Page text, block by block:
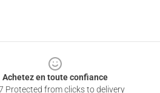
Achetez en toute confiance
Protected from clicks to delivery